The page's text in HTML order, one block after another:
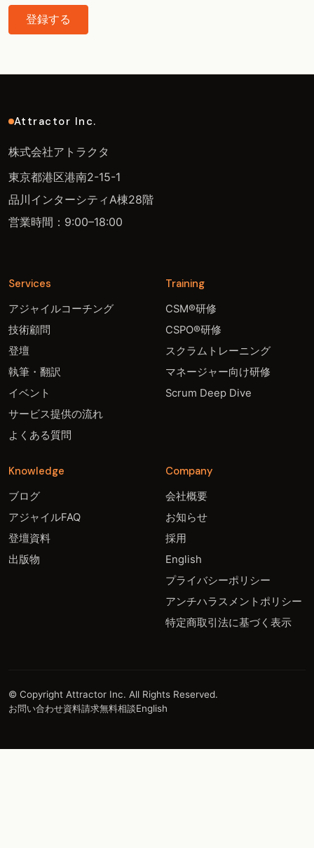
登録する
Attractor Inc.
株式会社アトラクタ
東京都港区港南2-15-1
品川インターシティA棟28階
営業時間：9:00–18:00
Services
アジャイルコーチング
技術顧問
登壇
執筆・翻訳
イベント
サービス提供の流れ
よくある質問
Training
CSM®研修
CSPO®研修
スクラムトレーニング
マネージャー向け研修
Scrum Deep Dive
Knowledge
ブログ
アジャイルFAQ
登壇資料
出版物
Company
会社概要
お知らせ
採用
English
プライバシーポリシー
アンチハラスメントポリシー
特定商取引法に基づく表示
© Copyright Attractor Inc. All Rights Reserved.
お問い合わせ資料請求無料相談English